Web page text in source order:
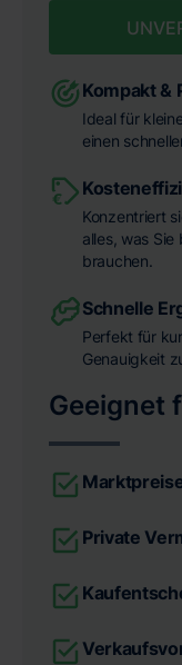
Kompakt &
Ideal für
einen
Konzentriert
alles, was
brauchen.
Schnelle
Perfekt für
Genauigkeit
Geeignet
Private